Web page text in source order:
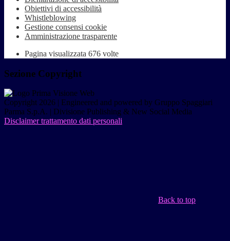
Obiettivi di accessibilità
Whistleblowing
Gestione consensi cookie
Amministrazione trasparente
Pagina visualizzata 676 volte
Sezione Copyright
Copyright 2026 | Engineered and powered by Gruppo Spaggiari
Parma S.p.A. | Divisione Publishing & New Social Media
Disclaimer trattamento dati personali
Back to top